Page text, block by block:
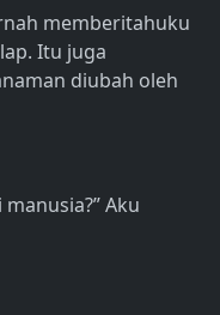
memberitahuku
Itu juga
diubah oleh
Aku